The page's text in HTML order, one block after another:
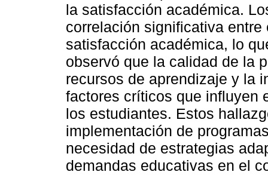
la satisfacción académica.
correlación significativa
satisfacción académica, lo
observó que la calidad de la
recursos de aprendizaje y la
factores críticos que influyen
los estudiantes. Estos
implementación de
necesidad de estrategias
demandas educativas en el